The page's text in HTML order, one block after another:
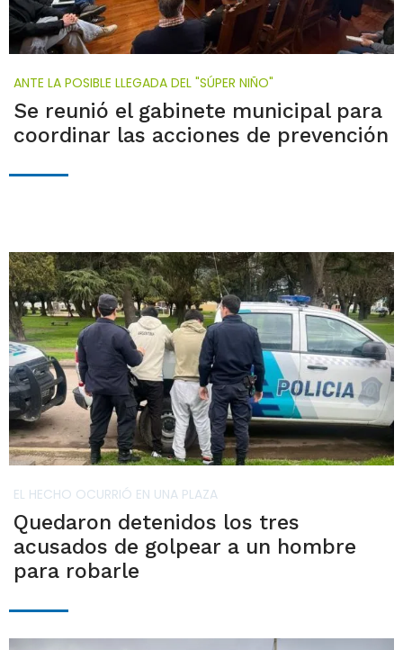
ANTE LA POSIBLE LLEGADA DEL "SÚPER NIÑO"
Se reunió el gabinete municipal para
coordinar las acciones de prevención
EL HECHO OCURRIÓ EN UNA PLAZA
Quedaron detenidos los tres
acusados de golpear a un hombre
para robarle